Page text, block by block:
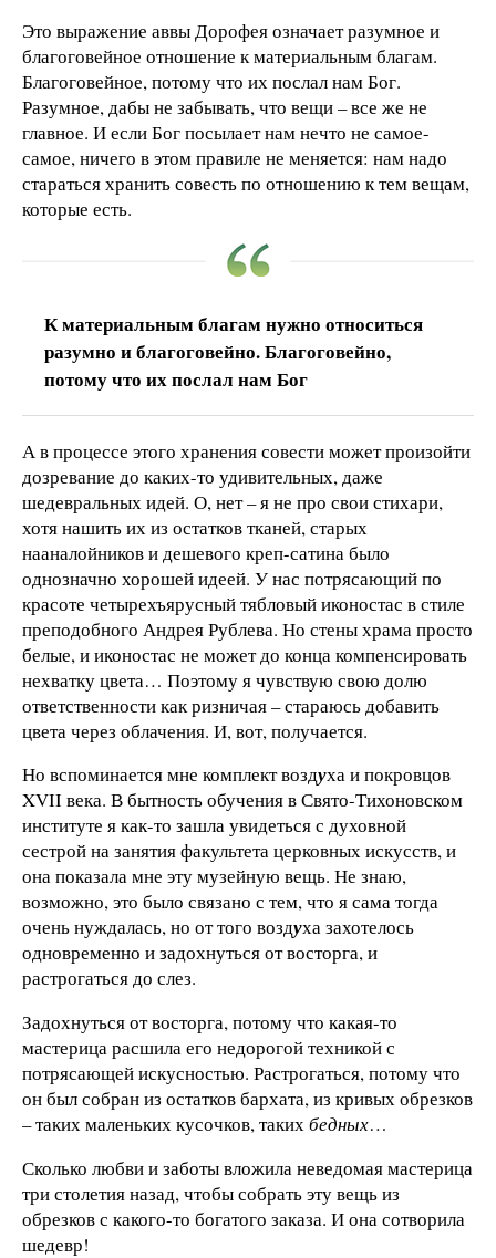
Это выражение аввы Дорофея означает разумное и
благоговейное отношение к материальным благам.
Благоговейное, потому что их послал нам Бог.
Разумное, дабы не забывать, что вещи – все же не
главное. И если Бог посылает нам нечто не самое-
самое, ничего в этом правиле не меняется: нам надо
стараться хранить совесть по отношению к тем вещам,
которые есть.
К материальным благам нужно относиться
разумно и благоговейно. Благоговейно,
потому что их послал нам Бог
А в процессе этого хранения совести может произойти
дозревание до каких-то удивительных, даже
шедевральных идей. О, нет – я не про свои стихари,
хотя нашить их из остатков тканей, старых
нааналойников и дешевого креп-сатина было
однозначно хорошей идеей. У нас потрясающий по
красоте четырехъярусный тябловый иконостас в стиле
преподобного Андрея Рублева. Но стены храма просто
белые, и иконостас не может до конца компенсировать
нехватку цвета… Поэтому я чувствую свою долю
ответственности как ризничая – стараюсь добавить
цвета через облачения. И, вот, получается.
Но вспоминается мне комплект воздуха и покровцов
XVII века. В бытность обучения в Свято-Тихоновском
институте я как-то зашла увидеться с духовной
сестрой на занятия факультета церковных искусств, и
она показала мне эту музейную вещь. Не знаю,
возможно, это было связано с тем, что я сама тогда
очень нуждалась, но от того воздуха захотелось
одновременно и задохнуться от восторга, и
растрогаться до слез.
Задохнуться от восторга, потому что какая-то
мастерица расшила его недорогой техникой с
потрясающей искусностью. Растрогаться, потому что
он был собран из остатков бархата, из кривых обрезков
– таких маленьких кусочков, такихбедных…
Сколько любви и заботы вложила неведомая мастерица
три столетия назад, чтобы собрать эту вещь из
обрезков с какого-то богатого заказа. И она сотворила
шедевр!